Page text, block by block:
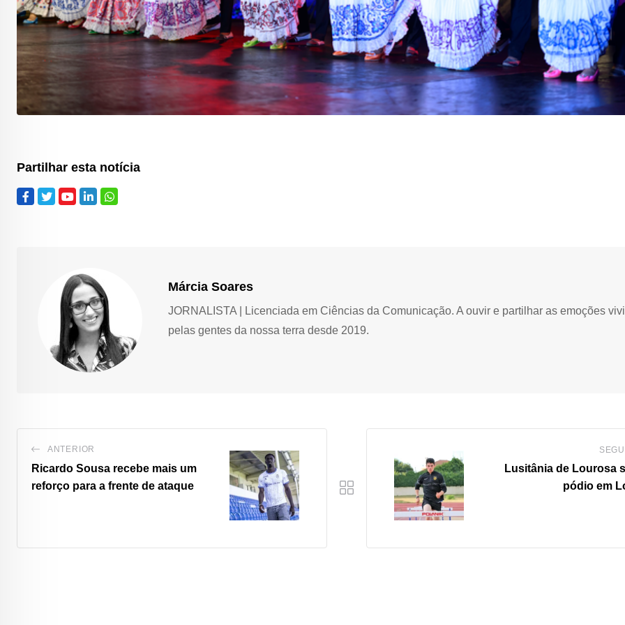
Partilhar esta notícia
Márcia Soares
JORNALISTA | Licenciada em Ciências da Comunicação. A ouvir e partilhar as emoções
pelas gentes da nossa terra desde 2019.
ANTERIOR
Ricardo Sousa recebe mais um
reforço para a frente de ataque
Lusitânia de Lourosa
pódio em